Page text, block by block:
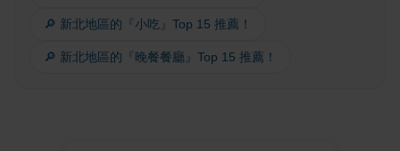
🔎 新北地區的『小吃』Top 15 推薦！
🔎 新北地區的『晚餐餐廳』Top 15 推薦！